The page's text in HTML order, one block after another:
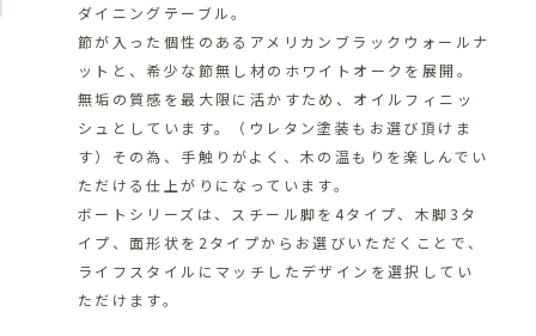
ダイニングテーブル。
節が入った個性のあるアメリカンブラックウォールナ
ットと、希少な節無し材のホワイトオークを展開。
無垢の質感を最大限に活かすため、オイルフィニッ
シュとしています。（ウレタン塗装もお選び頂けま
す）その為、手触りがよく、木の温もりを楽しんでい
ただける仕上がりになっています。
ボートシリーズは、スチール脚を4タイプ、木脚3タ
イプ、面形状を2タイプからお選びいただくことで、
ライフスタイルにマッチしたデザインを選択してい
ただけます。